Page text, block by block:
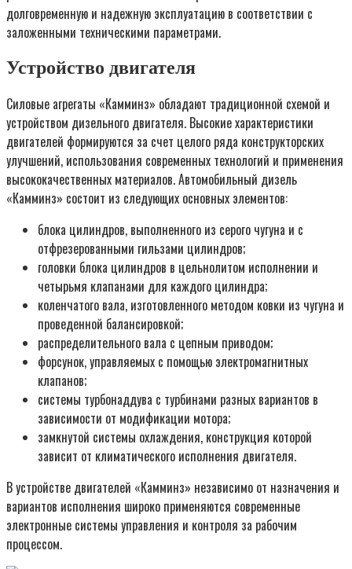
долговременную и надежную эксплуатацию в соответствии с
заложенными техническими параметрами.
Устройство двигателя
Силовые агрегаты «Камминз» обладают традиционной схемой и
устройством дизельного двигателя. Высокие характеристики
двигателей формируются за счет целого ряда конструкторских
улучшений, использования современных технологий и применения
высококачественных материалов. Автомобильный дизель
«Камминз» состоит из следующих основных элементов:
блока цилиндров, выполненного из серого чугуна и с
отфрезерованными гильзами цилиндров;
головки блока цилиндров в цельнолитом исполнении и
четырьмя клапанами для каждого цилиндра;
коленчатого вала, изготовленного методом ковки из чугуна и
проведенной балансировкой;
распределительного вала с цепным приводом;
форсунок, управляемых с помощью электромагнитных
клапанов;
системы турбонаддува с турбинами разных вариантов в
зависимости от модификации мотора;
замкнутой системы охлаждения, конструкция которой
зависит от климатического исполнения двигателя.
В устройстве двигателей «Камминз» независимо от назначения и
вариантов исполнения широко применяются современные
электронные системы управления и контроля за рабочим
процессом.